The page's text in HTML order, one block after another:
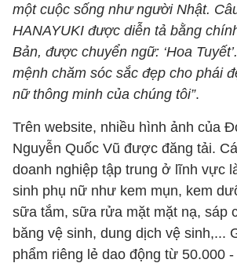
một cuộc sống như người Nhật.
HANAYUKI được diễn tả bằng
Bản, được chuyển ngữ: ‘Hoa
mệnh chăm sóc sắc đẹp cho phái
nữ thông minh của chúng tôi”.
Trên website, nhiều hình ảnh của
Nguyễn Quốc Vũ được đăng tải.
doanh nghiệp tập trung ở lĩnh vực
sinh phụ nữ như kem mụn, kem
sữa tắm, sữa rửa mặt mặt nạ, sáp
băng vệ sinh, dung dịch vệ sinh,...
phẩm riêng lẻ dao động từ 50.000